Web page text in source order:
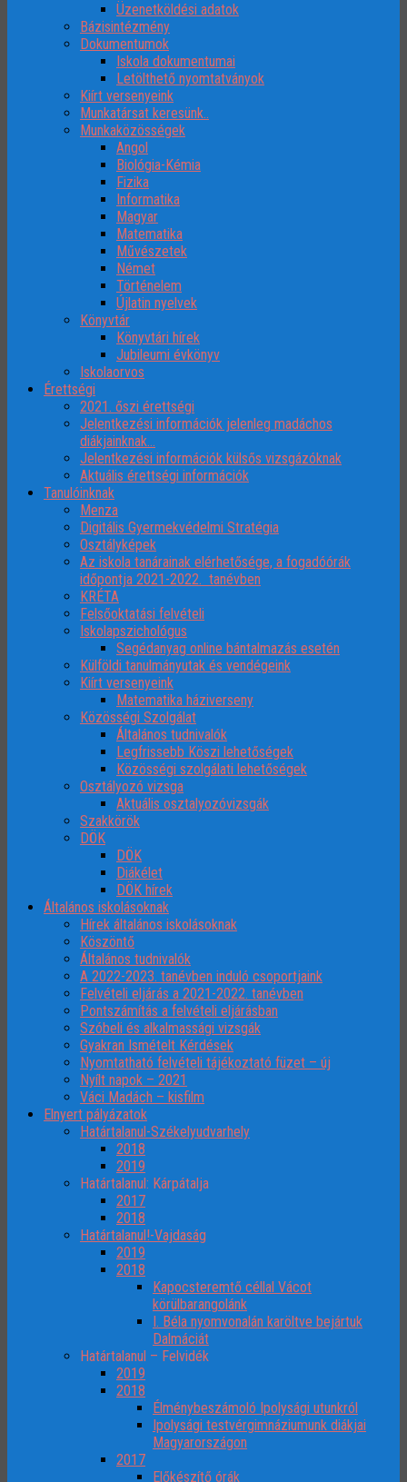
Üzenetköldési adatok
Bázisintézmény
Dokumentumok
Iskola dokumentumai
Letölthető nyomtatványok
Kiírt versenyeink
Munkatársat keresünk..
Munkaközösségek
Angol
Biológia-Kémia
Fizika
Informatika
Magyar
Matematika
Művészetek
Német
Történelem
Újlatin nyelvek
Könyvtár
Könyvtári hírek
Jubileumi évkönyv
Iskolaorvos
Érettségi
2021. őszi érettségi
Jelentkezési információk jelenleg madáchos
diákjainknak…
Jelentkezési információk külsős vizsgázóknak
Aktuális érettségi információk
Tanulóinknak
Menza
Digitális Gyermekvédelmi Stratégia
Osztályképek
Az iskola tanárainak elérhetősége, a fogadóórák
időpontja 2021-2022. tanévben
KRÉTA
Felsőoktatási felvételi
Iskolapszichológus
Segédanyag online bántalmazás esetén
Külföldi tanulmányutak és vendégeink
Kiírt versenyeink
Matematika háziverseny
Közösségi Szolgálat
Általános tudnivalók
Legfrissebb Köszi lehetőségek
Közösségi szolgálati lehetőségek
Osztályozó vizsga
Aktuális osztalyozóvizsgák
Szakkörök
DÖK
DÖK
Diákélet
DÖK hírek
Általános iskolásoknak
Hírek általános iskolásoknak
Köszöntő
Általános tudnivalók
A 2022-2023. tanévben induló csoportjaink
Felvételi eljárás a 2021-2022. tanévben
Pontszámítás a felvételi eljárásban
Szóbeli és alkalmassági vizsgák
Gyakran Ismételt Kérdések
Nyomtatható felvételi tájékoztató füzet – új
Nyílt napok – 2021
Váci Madách – kisfilm
Elnyert pályázatok
Határtalanul-Székelyudvarhely
2018
2019
Határtalanul: Kárpátalja
2017
2018
Határtalanul!-Vajdaság
2019
2018
Kapocsteremtő céllal Vácot
körülbarangolánk
I. Béla nyomvonalán karöltve bejártuk
Dalmáciát
Határtalanul – Felvidék
2019
2018
Élménybeszámoló Ipolysági utunkról
Ipolysági testvérgimnáziumunk diákjai
Magyarországon
2017
Előkészítő órák